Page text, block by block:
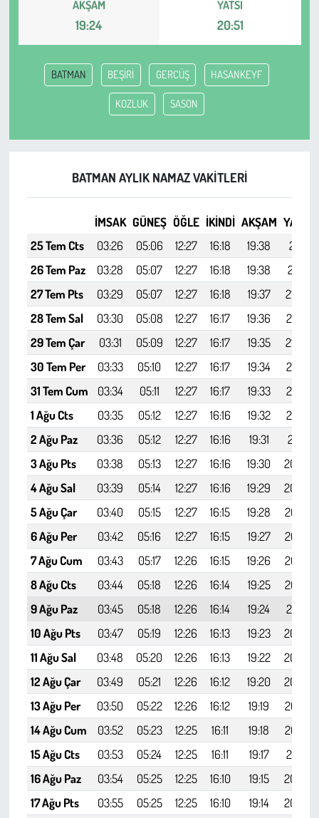
AKŞAM
19:24
YATSI
20:51
BATMAN BEŞİRİ GERCÜŞ HASANKEYF
KOZLUK SASON
BATMAN AYLIK NAMAZ VAKITLERI
İMSAK GÜNEŞ ÖĞLE İKINDI AKŞAM YATSI
25 Tem Cts
03:26 05:06 12:27 16:18 19:38
21:11
26 Tem Paz
03:28 05:07 12:27 16:18 19:38
21:10
27 Tem Pts
03:29 05:07 12:27 16:18 19:37
21:09
28 Tem Sal
03:30 05:08 12:27 16:17 19:36
21:07
29 Tem Çar
03:31 05:09 12:27 16:17 19:35
21:06
30 Tem Per
03:33 05:10 12:27 16:17 19:34
21:05
31 Tem Cum
03:34 05:11 12:27 16:17 19:33
21:03
1 Ağu Cts
03:35 05:12 12:27 16:16 19:32
21:02
2 Ağu Paz
03:36 05:12 12:27 16:16 19:31
21:01
3 Ağu Pts
03:38 05:13 12:27 16:16 19:30
20:59
4 Ağu Sal
03:39 05:14 12:27 16:16 19:29
20:58
5 Ağu Çar
03:40 05:15 12:27 16:15 19:28
20:57
6 Ağu Per
03:42 05:16 12:27 16:15 19:27
20:55
7 Ağu Cum
03:43 05:17 12:26 16:15 19:26
20:54
8 Ağu Cts
03:44 05:18 12:26 16:14 19:25
20:52
9 Ağu Paz
03:45 05:18 12:26 16:14 19:24
20:51
10 Ağu Pts
03:47 05:19 12:26 16:13 19:23
20:49
11 Ağu Sal
03:48 05:20 12:26 16:13 19:22
20:48
12 Ağu Çar
03:49 05:21 12:26 16:12 19:20
20:46
13 Ağu Per
03:50 05:22 12:26 16:12 19:19
20:44
14 Ağu Cum
03:52 05:23 12:25 16:11 19:18
20:43
15 Ağu Cts
03:53 05:24 12:25 16:11 19:17
20:41
16 Ağu Paz
03:54 05:25 12:25 16:10 19:15
20:40
17 Ağu Pts
03:55 05:25 12:25 16:10 19:14
20:38
Galeri
Vefat İlanları
Tarım
Son Dakika
Kent
Eğlence